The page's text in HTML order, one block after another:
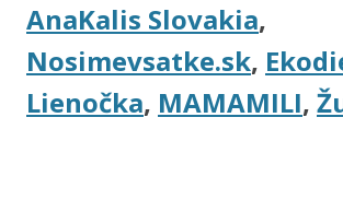
AnaKalis Slovakia,
Nosimevsatke.sk,
Lienočka, MAMAMILI,